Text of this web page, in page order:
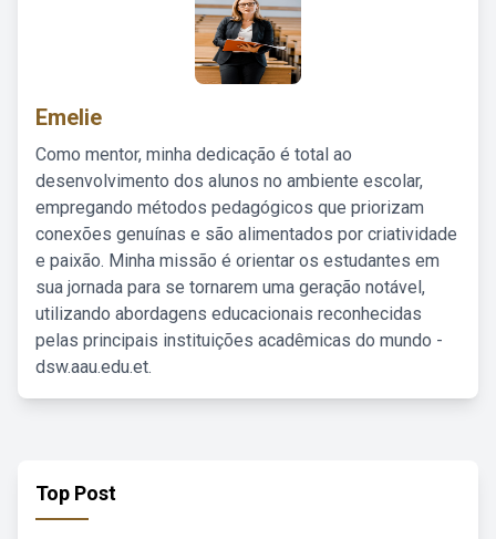
Emelie
Como mentor, minha dedicação é total ao
desenvolvimento dos alunos no ambiente escolar,
empregando métodos pedagógicos que priorizam
conexões genuínas e são alimentados por criatividade
e paixão. Minha missão é orientar os estudantes em
sua jornada para se tornarem uma geração notável,
utilizando abordagens educacionais reconhecidas
pelas principais instituições acadêmicas do mundo -
dsw.aau.edu.et.
Top Post